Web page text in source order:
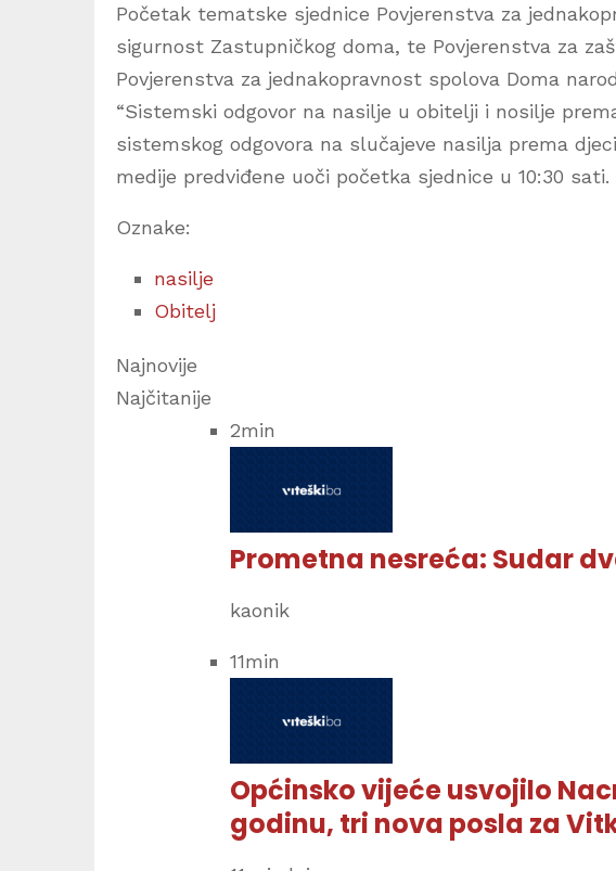
Početak tematske sjednice Povjerenstva za
sigurnost Zastupničkog doma, te Povjerenstva za
Povjerenstva za jednakopravnost spolova Doma
“Sistemski odgovor na nasilje u obitelji i nosilje
sistemskog odgovora na slučajeve nasilja prema
medije predviđene uoči početka sjednice u 10:30 sati.
Oznake:
nasilje
Obitelj
Najnovije
Najčitanije
2min
Prometna nesreća: Sudar
kaonik
11min
Općinsko vijeće usvojilo
godinu, tri nova posla za